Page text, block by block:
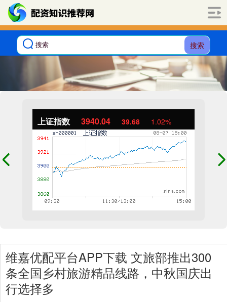
搜索
上证指数 3940.04 39.68 1.02%
维嘉优配平台APP下载 文旅部推出300
条全国乡村旅游精品线路，中秋国庆出
行选择多